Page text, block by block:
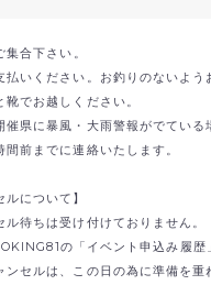
集合下さい。
払いください。お釣りのないよう
靴でお越しください。
催県に暴風・大雨警報がでてい
前までに連絡いたします。
ルについて】
ル待ちは受け付けておりません。
の「イベント申込み履歴
ンセルは、この日の為に準備を